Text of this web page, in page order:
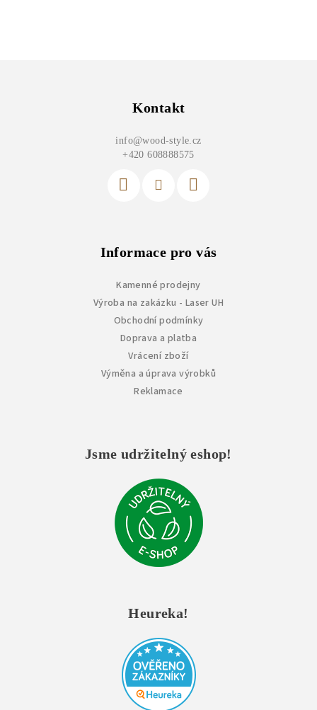
Kontakt
info@wood-style.cz
+420 608888575
Informace pro vás
Kamenné prodejny
Výroba na zakázku - Laser UH
Obchodní podmínky
Doprava a platba
Vrácení zboží
Výměna a úprava výrobků
Reklamace
Jsme udržitelný eshop!
Heureka!